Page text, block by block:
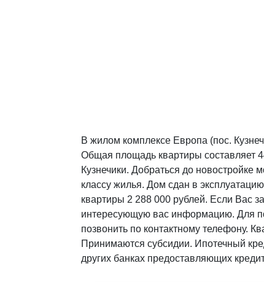
В жилом комплексе Европа (пос.
Общая площадь квартиры составляет
Кузнечики. Добраться до новостройке
классу жилья. Дом сдан в
квартиры 2 288 000 рублей. Если Вас
интересующую вас информацию. Для
позвонить по контактному телефону.
Принимаются субсидии. Ипотечный
других банках предоставляющих